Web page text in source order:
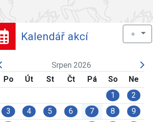
Kalendář akcí ＋
Srpen 2026
Po
Út St Čt Pá So
Ne
1
2
3
4 5 6 7 8
9